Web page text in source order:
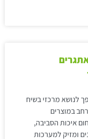
לנושא מרכזי בשיח
במוצרים
איכות הסביבה,
ומזיק למערכות